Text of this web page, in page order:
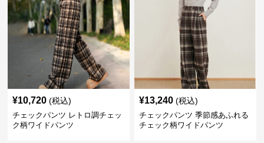
¥10,720 (税込)
チェックパンツ レトロ調チェッ
ク柄ワイドパンツ
¥13,240 (税込)
チェックパンツ 季節感あふれる
チェック柄ワイドパンツ